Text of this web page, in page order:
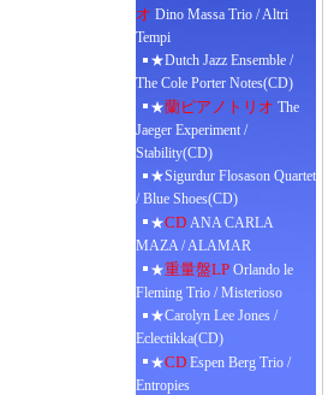
オ Dino Massa Trio / Altri
Tempi
★Dutch Jazz Ensemble /
The Cole Porter Notes(CD)
★蘭ピアノトリオ The
Jaeger Experiment /
Stability(CD)
★Sigurdur Flosason Quartet
/ Blue Shoes(CD)
★CD ANA CARLA
MAZA / ALAMAR
★重量盤LP Orlando le
Fleming Trio / Misterioso
★Carolyn Lee Jones /
Eclectikka(CD)
★CD Espen Berg Trio /
Entropies